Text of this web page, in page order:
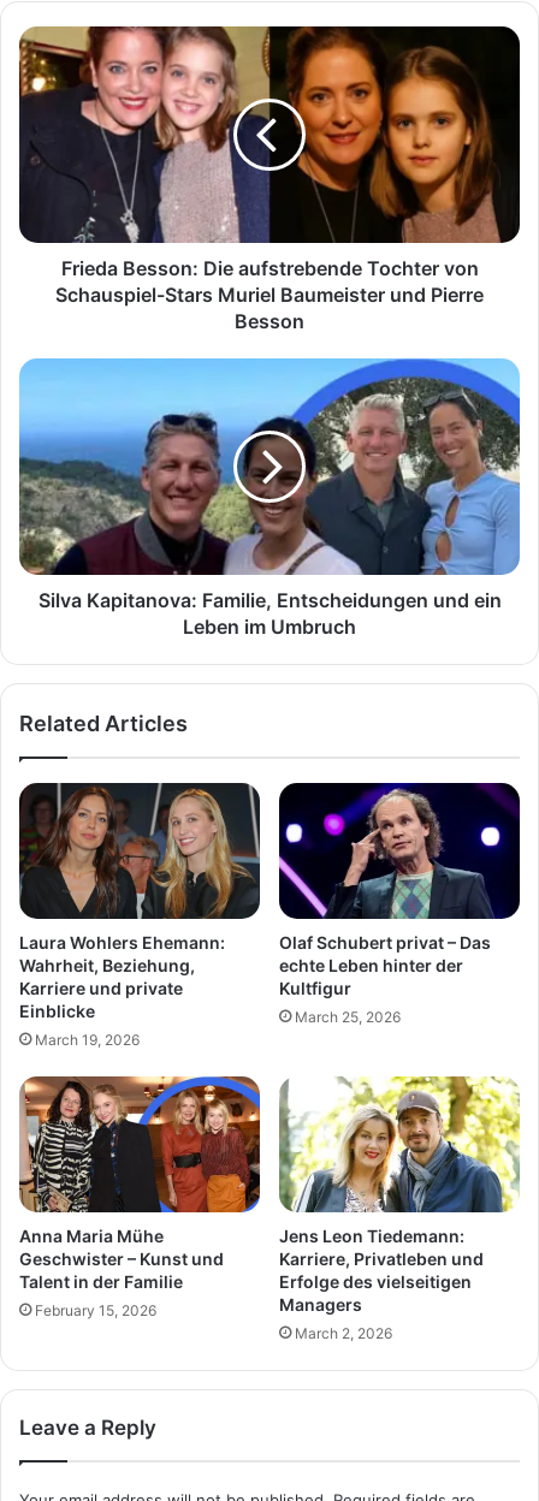
Frieda
Besson:
Die
aufstrebende
Tochter
von
Schauspiel-
Muriel
BaumeisterFrieda Besson: Die aufstrebende Tochter von
Schauspiel-Stars Muriel Baumeister und Pierre
Besson
Silva
Entscheidungen
und
ein
Leben
im
Umbruch
Silva Kapitanova: Familie, Entscheidungen und ein
Leben im Umbruch
Related Articles
Laura Wohlers Ehemann:
Wahrheit, Beziehung,
Karriere und private
Einblicke
March 19, 2026
Olaf Schubert privat – Das
echte Leben hinter der
Kultfigur
March 25, 2026
Anna Maria Mühe
Geschwister – Kunst und
Talent in der Familie
February 15, 2026
Jens Leon Tiedemann:
Karriere, Privatleben und
Erfolge des vielseitigen
Managers
March 2, 2026
Leave a Reply